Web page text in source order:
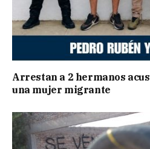
Arrestan a 2 hermanos
una mujer migrante